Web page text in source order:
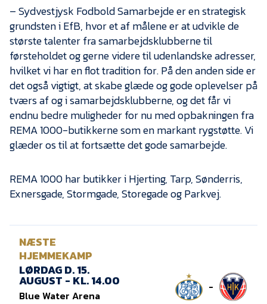
– Sydvestjysk Fodbold Samarbejde er en strategisk
grundsten i EfB, hvor et af målene er at udvikle de
største talenter fra samarbejdsklubberne til
førsteholdet og gerne videre til udenlandske adresser,
hvilket vi har en flot tradition for. På den anden side er
det også vigtigt, at skabe glæde og gode oplevelser på
tværs af og i samarbejdsklubberne, og det får vi
endnu bedre muligheder for nu med opbakningen fra
REMA 1000-butikkerne som en markant rygstøtte. Vi
glæder os til at fortsætte det gode samarbejde.
REMA 1000 har butikker i Hjerting, Tarp, Sønderris,
Exnersgade, Stormgade, Storegade og Parkvej.
NÆSTE
HJEMMEKAMP
LØRDAG D. 15.
AUGUST - KL. 14.00
Blue Water Arena
-